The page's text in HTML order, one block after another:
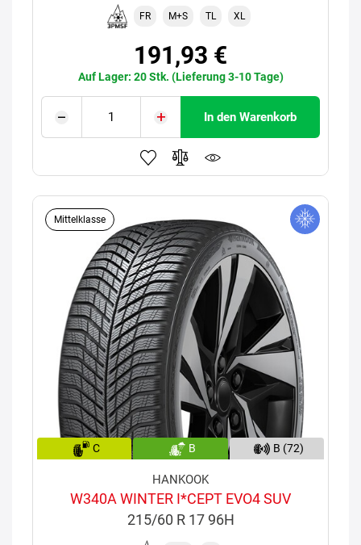
FR M+S TL XL
191,93 €
Auf Lager: 20 Stk. (Lieferung 3-10 Tage)
In den Warenkorb
Mittelklasse
C B B (72)
HANKOOK
W340A WINTER I*CEPT EVO4 SUV
215/60 R 17 96H